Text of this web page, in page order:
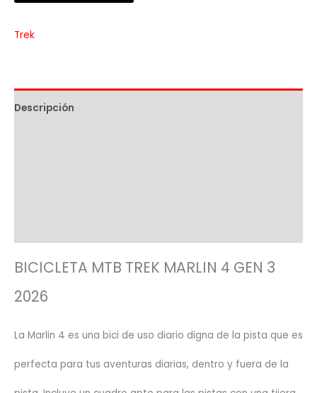
Trek
Descripción
BICICLETA MTB TREK MARLIN 4 GEN 3
2026
La Marlin 4 es una bici de uso diario digna de la pista que es
perfecta para tus aventuras diarias, dentro y fuera de la